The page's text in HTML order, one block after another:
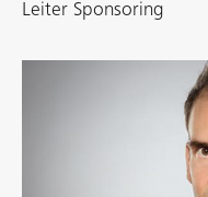
Leiter Sponsoring